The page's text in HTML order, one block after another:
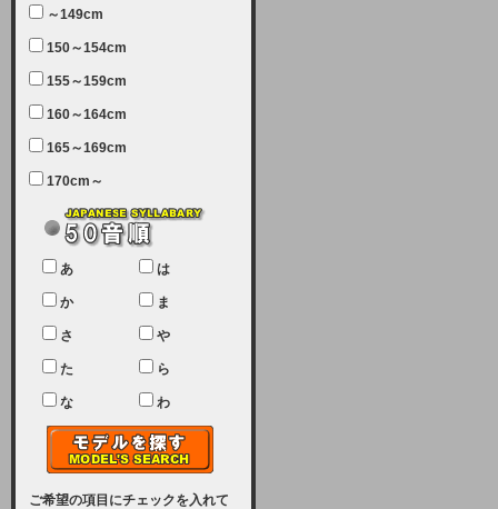
いただけます様、宜しくお願い致し
【クレジットカード決済について
②】
現在、クレジットカード決済はJCB
のみになっております。大変ご迷惑
キャシュでの決済は可能ですので、
宜しくお願い致します。
2024-02-23 (金)
【クレジットカード決済について】
只今、クレジットカード会社の都合
により決済ができない状況です。
ユーザー様には、大変ご迷惑をおか
けいたしまして申し訳ございませ
ん。
2023-08-31 (木)
【サーバーメンテナンス実施のお知
らせ】
～149cm
150～154cm
155～159cm
160～164cm
165～169cm
170cm～
あ は
か ま
さ や
た ら
な わ
ご希望の項目にチェックを入れて